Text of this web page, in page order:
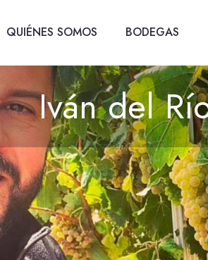
QUIÉNES SOMOS BODEGAS
Iván del